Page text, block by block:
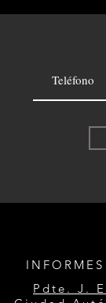
Pdte. J.